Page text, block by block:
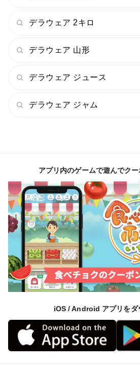
デラウェア 2キロ
デラウェア 山形
デラウェア ジュース
デラウェア ジャム
アプリ内のゲームで遊んでクー
iOS / Android アプリをダ